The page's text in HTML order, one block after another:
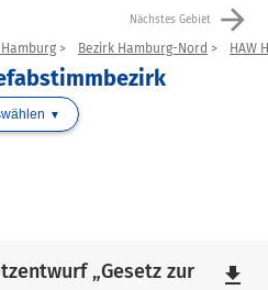
Nächstes Gebiet arrow_forward
Bezirk Hamburg-Nord HAW
„Gesetz zur file_download